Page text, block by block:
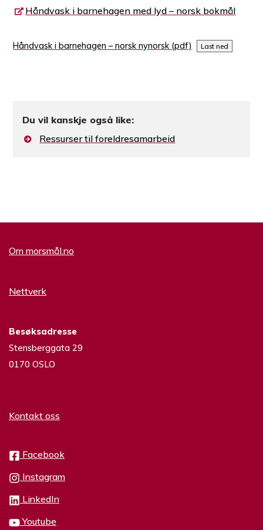
Håndvask i barnehagen med lyd – norsk bokmål
Håndvask i barnehagen – norsk nynorsk Last ned
Du vil kanskje også like:
Ressurser til foreldresamarbeid
Om morsmål.no
Nettverk
Besøksadresse
Stensberggata 29
0170 OSLO
Kontakt oss
Facebook
Instagram
LinkedIn
Youtube